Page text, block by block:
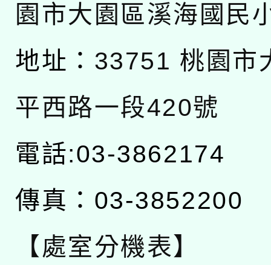
園市大園區溪海國民
地址： 33751 桃園市
平西路一段420號
電話:03-3862174
傳真：03-3852200
【處室分機表】